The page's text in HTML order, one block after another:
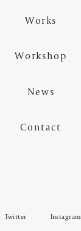
Works
Workshop
News
Contact
Twitter Instagram